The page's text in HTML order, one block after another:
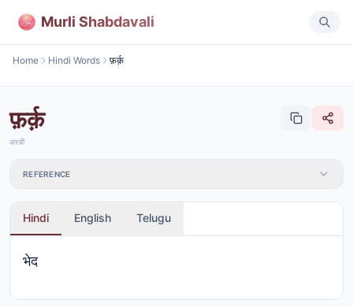
Murli Shabdavali
Home Hindi Words फ़र्क़
फ़र्क़
अरबी
REFERENCE
Hindi English Telugu
भेद